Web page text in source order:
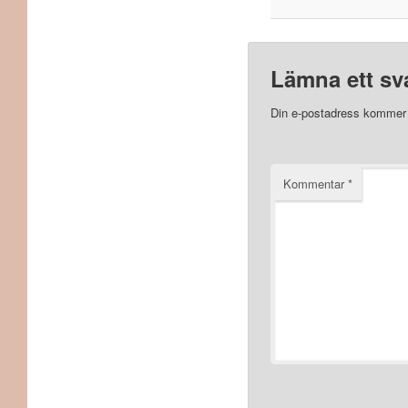
Lämna ett
Din e-postadress
Kommentar*